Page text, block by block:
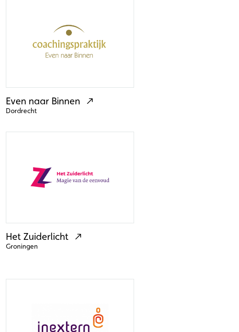
Even naar Binnen
Dordrecht
Het Zuiderlicht
Groningen